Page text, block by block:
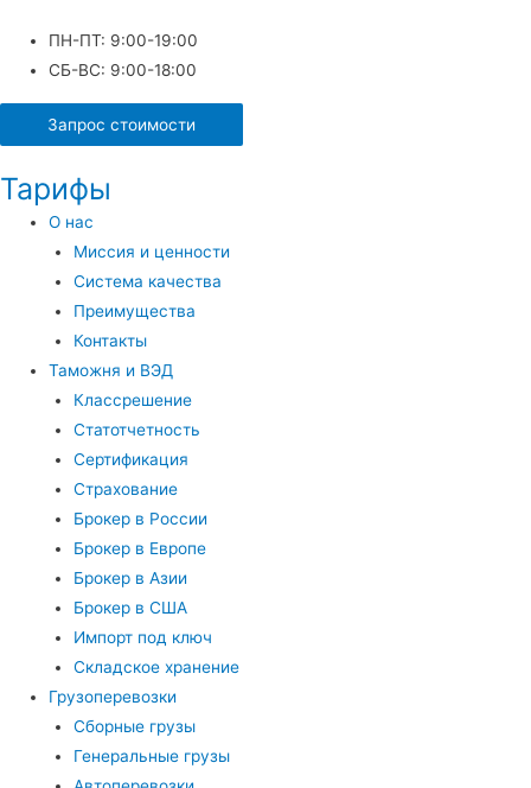
ПН-ПТ: 9:00-19:00
СБ-ВС: 9:00-18:00
Запрос стоимости
Тарифы
О нас
Миссия и ценности
Система качества
Преимущества
Контакты
Таможня и ВЭД
Классрешение
Статотчетность
Сертификация
Страхование
Брокер в России
Брокер в Европе
Брокер в Азии
Брокер в США
Импорт под ключ
Складское хранение
Грузоперевозки
Сборные грузы
Генеральные грузы